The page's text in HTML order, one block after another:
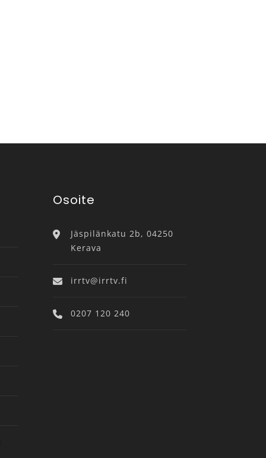
Osoite
Jäspilänkatu 2b, 04250
Kerava
irrtv@irrtv.fi
0207 120 240